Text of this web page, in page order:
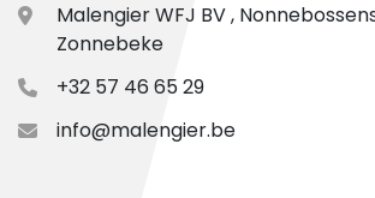
Malengier WFJ BV ,
Zonnebeke
+32 57 46 65 29
info@malengier.be